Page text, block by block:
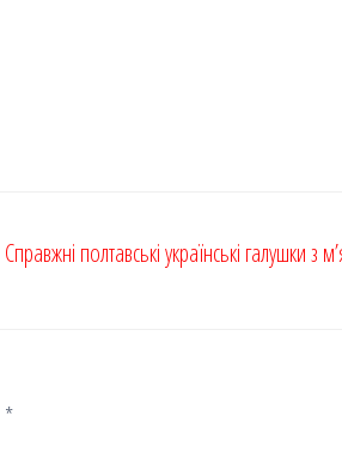
Справжні полтавські українські галушки з
*